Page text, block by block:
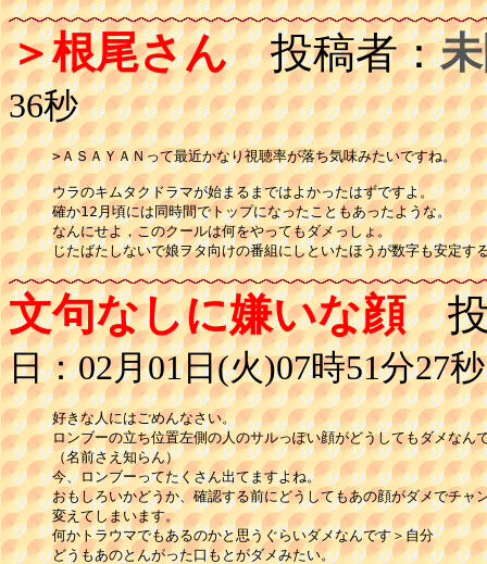
＞根尾さん投稿者：
36秒
>ＡＳＡＹＡＮって最近かなり視聴率が落ち気味みたいですね。
ウラのキムタクドラマが始まるまではよかったはずですよ。
確か12月頃には同時間でトップになったこともあったような。
なんにせよ，このクールは何をやってもダメっしょ。
じたばたしないで娘ヲタ向けの番組にしといたほうが数字も安定す
文句なしに嫌いな顔投
日：02月01日(火)07時51分27秒
好きな人にはごめんなさい。
ロンブーの立ち位置左側の人のサルっぽい顔がどうしてもダメなん
（名前さえ知らん）
今、ロンブーってたくさん出てますよね。
おもしろいかどうか、確認する前にどうしてもあの顔がダメでチャ
変えてしまいます。
何かトラウマでもあるのかと思うぐらいダメなんです＞自分
どうもあのとんがった口もとがダメみたい。